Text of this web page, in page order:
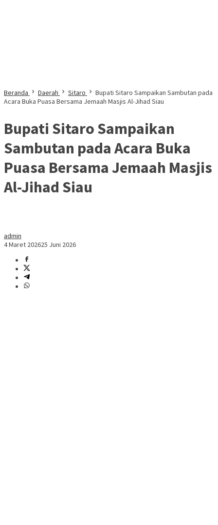
Beranda Daerah Sitaro
Bupati Sitaro Sampaikan Sambutan pada
Acara Buka Puasa Bersama Jemaah Masjis Al-Jihad Siau
Bupati Sitaro Sampaikan
Sambutan pada Acara Buka
Puasa Bersama Jemaah Masjis
Al-Jihad Siau
admin
4 Maret 202625 Juni 2026